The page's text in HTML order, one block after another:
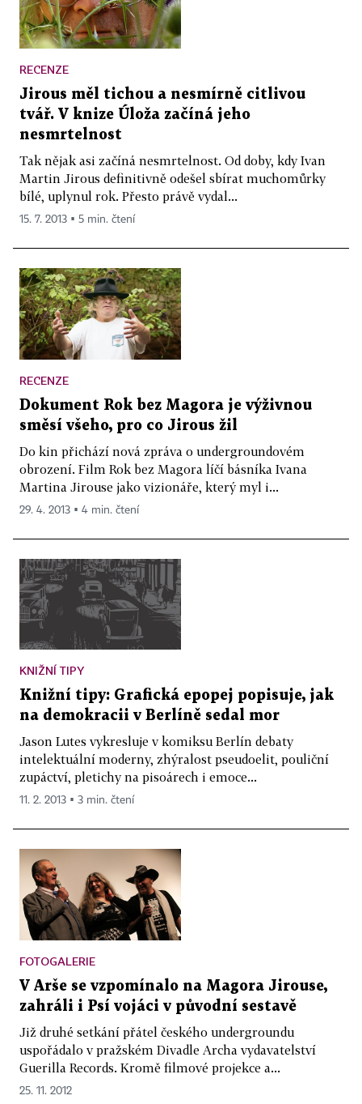
RECENZE
Jirous měl tichou a nesmírně citlivou
tvář. V knize Úloža začíná jeho
nesmrtelnost
Tak nějak asi začíná nesmrtelnost. Od doby, kdy Ivan
Martin Jirous definitivně odešel sbírat muchomůrky
bílé, uplynul rok. Přesto právě vydal...
15. 7. 2013 ▪ 5 min. čtení
RECENZE
Dokument Rok bez Magora je výživnou
směsí všeho, pro co Jirous žil
Do kin přichází nová zpráva o undergroundovém
obrození. Film Rok bez Magora líčí básníka Ivana
Martina Jirouse jako vizionáře, který myl i...
29. 4. 2013 ▪ 4 min. čtení
KNIŽNÍ TIPY
Knižní tipy: Grafická epopej popisuje, jak
na demokracii v Berlíně sedal mor
Jason Lutes vykresluje v komiksu Berlín debaty
intelektuální moderny, zhýralost pseudoelit, pouliční
zupáctví, pletichy na pisoárech i emoce...
11. 2. 2013 ▪ 3 min. čtení
FOTOGALERIE
V Arše se vzpomínalo na Magora Jirouse,
zahráli i Psí vojáci v původní sestavě
Již druhé setkání přátel českého undergroundu
uspořádalo v pražském Divadle Archa vydavatelství
Guerilla Records. Kromě filmové projekce a...
25. 11. 2012